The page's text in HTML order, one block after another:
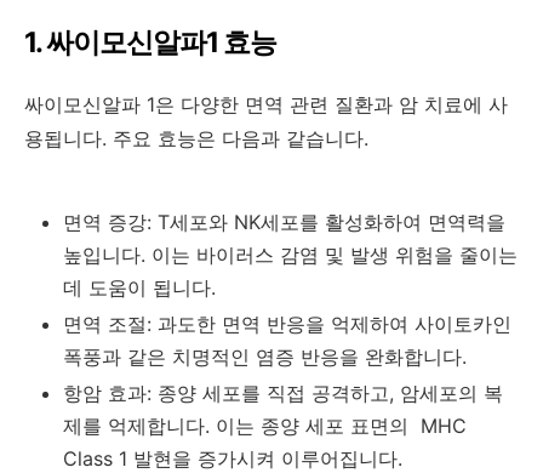
1. 싸이모신알파1 효능
싸이모신알파 1은 다양한 면역 관련 질환과 암 치료에 사
용됩니다. 주요 효능은 다음과 같습니다.
면역 증강: T세포와 NK세포를 활성화하여 면역력을
높입니다. 이는 바이러스 감염 및 발생 위험을 줄이는
데 도움이 됩니다.
면역 조절: 과도한 면역 반응을 억제하여 사이토카인
폭풍과 같은 치명적인 염증 반응을 완화합니다.
항암 효과: 종양 세포를 직접 공격하고, 암세포의 복
제를 억제합니다. 이는 종양 세포 표면의 MHC
Class 1 발현을 증가시켜 이루어집니다.